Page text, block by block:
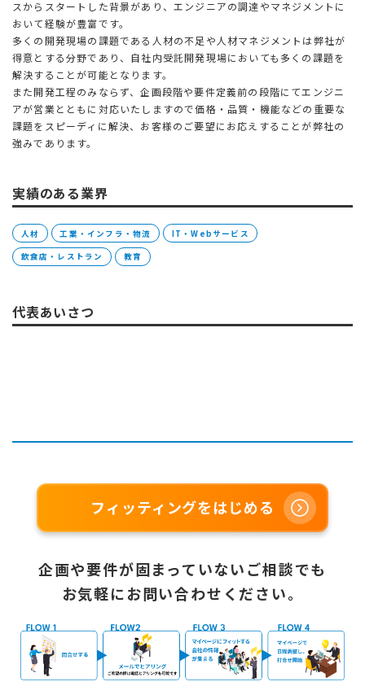
スからスタートした背景があり、エンジニアの調達やマネジメントに
おいて経験が豊富です。
多くの開発現場の課題である人材の不足や人材マネジメントは弊社が
得意とする分野であり、自社内受託開発現場においても多くの課題を
解決することが可能となります。
また開発工程のみならず、企画段階や要件定義前の段階にてエンジニ
アが営業とともに対応いたしますので価格・品質・機能などの重要な
課題をスピーディに解決、お客様のご要望にお応えすることが弊社の
強みであります。
実績のある業界
人材 工業・インフラ・物流 IT・Webサービス
飲食店・レストラン 教育
代表あいさつ
フィッティングをはじめる
企画や要件が固まっていないご相談でも
お気軽にお問い合わせください。